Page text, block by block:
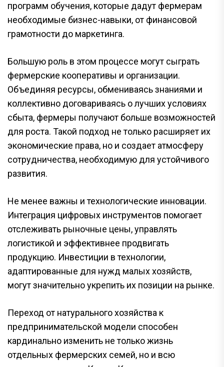
программ обучения, которые дадут фермерам
необходимые бизнес-навыки, от финансовой
грамотности до маркетинга.
Большую роль в этом процессе могут сыграть
фермерские кооперативы и организации.
Объединяя ресурсы, обмениваясь знаниями и
коллективно договариваясь о лучших условиях
сбыта, фермеры получают больше возможностей
для роста. Такой подход не только расширяет их
экономические права, но и создает атмосферу
сотрудничества, необходимую для устойчивого
развития.
Не менее важны и технологические инновации.
Интеграция цифровых инструментов помогает
отслеживать рыночные цены, управлять
логистикой и эффективнее продвигать
продукцию. Инвестиции в технологии,
адаптированные для нужд малых хозяйств,
могут значительно укрепить их позиции на рынке.
Переход от натурального хозяйства к
предпринимательской модели способен
кардинально изменить не только жизнь
отдельных фермерских семей, но и всю